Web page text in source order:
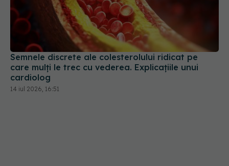
Semnele discrete ale colesterolului ridicat pe
care mulți le trec cu vederea. Explicațiile unui
cardiolog